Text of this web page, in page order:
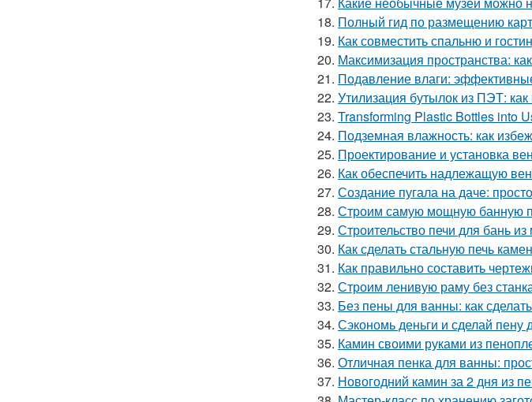
18. Полный гид по размещению
19. Как совместить спальню и
20. Максимизация пространства:
21. Подавление влаги:
22. Утилизация бутылок из ПЭТ:
23. Transforming Plastic Bottles into
24. Подземная влажность: как
25. Проектирование и установка
26. Как обеспечить надлежащую
27. Создание пугала на даче:
28. Строим самую мощную банную
29. Строительство печи для бань
30. Как сделать стальную печь
31. Как правильно составить
32. Строим ленивую раму без
33. Без пены для ванны: как
34. Сэкономь деньги и сделай
35. Камин своими руками из
36. Отличная пенка для ванны:
37. Новогодний камин за 2 дня из